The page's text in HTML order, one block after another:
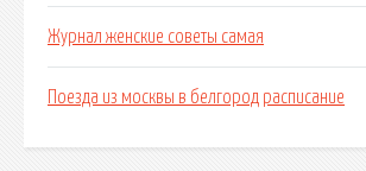
Журнал женские советы самая
Поезда из москвы в белгород расписание